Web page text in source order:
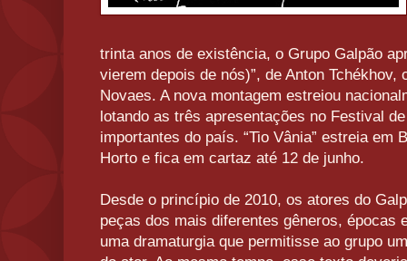
trinta anos de existência, o Grupo Galpão
vierem depois de nós)”, de Anton Tchékhov,
Novaes. A nova montagem estreiou
lotando as três apresentações no Festival
importantes do país. “Tio Vânia” estreia em
Horto e fica em cartaz até 12 de junho.
Desde o princípio de 2010, os atores do
peças dos mais diferentes gêneros, épocas
uma dramaturgia que permitisse ao grupo